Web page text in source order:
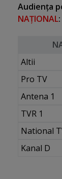
Audienţa
NAŢIONAL:
Altii
Pro TV
Antena 1
TVR 1
National
Kanal D